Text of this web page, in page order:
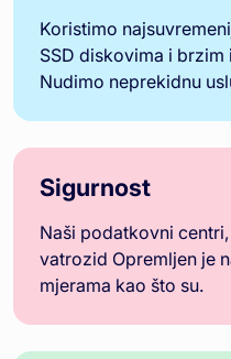
Koristimo
SSD diskovima i
Nudimo neprekidnu
Sigurnost
Naši podatkovni
vatrozid Opremljen je
mjerama kao što su.